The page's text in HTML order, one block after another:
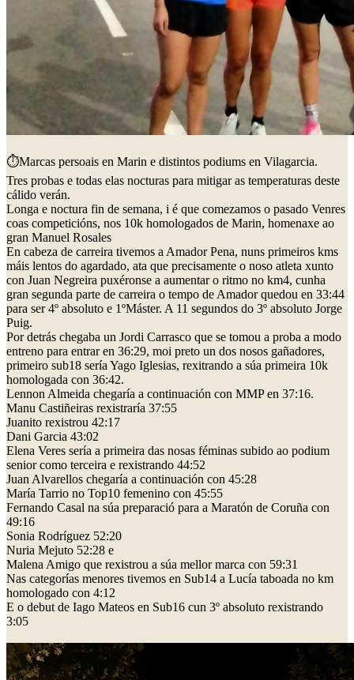
⏱️Marcas persoais en Marin e distintos podiums en Vilagarcia.
Tres probas e todas elas nocturas para mitigar as temperaturas deste
cálido verán.
Longa e noctura fin de semana, i é que comezamos o pasado Venres
coas competicións, nos 10k homologados de Marin, homenaxe ao
gran Manuel Rosales
En cabeza de carreira tivemos a Amador Pena, nuns primeiros kms
máis lentos do agardado, ata que precisamente o noso atleta xunto
con Juan Negreira puxéronse a aumentar o ritmo no km4, cunha
gran segunda parte de carreira o tempo de Amador quedou en 33:44
para ser 4º absoluto e 1ºMáster. A 11 segundos do 3º absoluto Jorge
Puig.
Por detrás chegaba un Jordi Carrasco que se tomou a proba a modo
entreno para entrar en 36:29, moi preto un dos nosos gañadores,
primeiro sub18 sería Yago Iglesias, rexitrando a súa primeira 10k
homologada con 36:42.
Lennon Almeida chegaría a continuación con MMP en 37:16.
Manu Castiñeiras rexistraría 37:55
Juanito rexistrou 42:17
Dani Garcia 43:02
Elena Veres sería a primeira das nosas féminas subido ao podium
senior como terceira e rexistrando 44:52
Juan Alvarellos chegaría a continuación con 45:28
María Tarrio no Top10 femenino con 45:55
Fernando Casal na súa preparació para a Maratón de Coruña con
49:16
Sonia Rodríguez 52:20
Nuria Mejuto 52:28 e
Malena Amigo que rexistrou a súa mellor marca con 59:31
Nas categorías menores tivemos en Sub14 a Lucía taboada no km
homologado con 4:12
E o debut de Iago Mateos en Sub16 cun 3º absoluto rexistrando
3:05